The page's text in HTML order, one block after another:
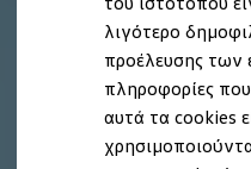
λιγότερο
προέλευσης των
πληροφορίες
αυτά τα cookies
Επισκευές &
Λιπαντικά
Τροχοί και
Οδική
Volkswagen